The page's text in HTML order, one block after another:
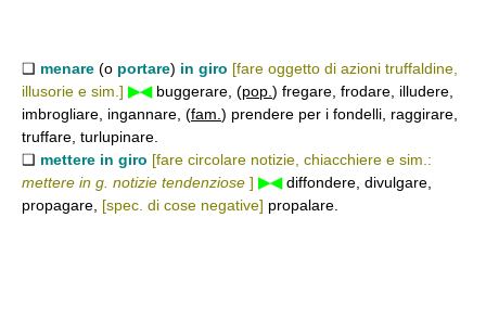
❑ menare (o portare) in giro [fare oggetto di azioni truffaldine,
illusorie e sim.] ▶◀buggerare, (pop. ) fregare, frodare, illudere,
imbrogliare, ingannare, (fam. ) prendere per i fondelli, raggirare,
truffare, turlupinare.
❑ mettere in giro [fare circolare notizie, chiacchiere e sim.:
mettere in g. notizie tendenziose ] ▶◀diffondere, divulgare,
propagare, [spec. di cose negative] propalare.